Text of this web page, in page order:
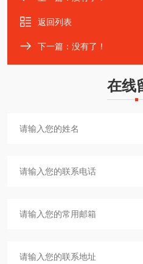
返回列表
下一篇：没有了！
在线